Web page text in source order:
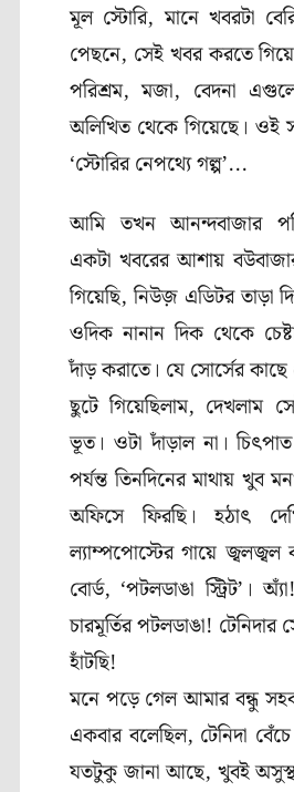
মূল স্টোরি,মানে খবরটা
পেছনে, সেই খবর করতে
পরিশ্রম,মজা, বেদনা
অলিখিত থেকে গিয়েছে। ওই
‘স্টোরির নেপথ্যে গল্প’...
আমি তখন আনন্দবাজার
একটা খবরের আশায়
গিয়েছি,নিউজ় এডিটর তাড়া
ওদিক নানান দিক থেকে
দাঁড় করাতে। যে সোর্সের
ছুটে গিয়েছিলাম, দেখলাম
ভূত। ওটা দাঁড়াল না।
পর্যন্ত তিনদিনের মাথায় খুব
অফিসে ফিরছি। হঠাৎ
ল্যাম্পপোস্টের গায়ে
বোর্ড, ‘পটলডাঙা স্ট্রিট’ ।
চারমূর্তির পটলডাঙা! টেনিদার
হাঁটছি!
মনে পড়ে গেল আমার বন্ধু
একবার বলেছিল, টেনিদা
যতটুকু জানা আছে, খুবই